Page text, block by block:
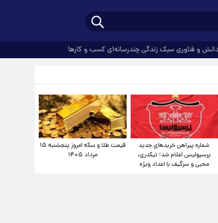
دانش و فناوری سبک زندگیچندرسانه‌ای کسب و کارها
شماره پیراهن خریدهای جدید
پرسپولیس اعلام شد؛ تیکدری،
محبی و سرگیف با اعداد ویژه
قیمت طلا و سکه امروز پنجشنبه ۱۵
مرداد ۱۴۰۵